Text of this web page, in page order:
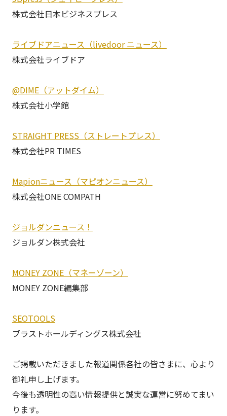
株式会社日本ビジネスプレス
ライブドアニュース（livedoor ニュース）
株式会社ライブドア
@DIME（アットダイム）
株式会社小学館
STRAIGHT PRESS（ストレートプレス）
株式会社PR TIMES
Mapionニュース（マピオンニュース）
株式会社ONE COMPATH
ジョルダンニュース！
ジョルダン株式会社
MONEY ZONE（マネーゾーン）
MONEY ZONE編集部
SEOTOOLS
ブラストホールディングス株式会社
ご掲載いただきました報道関係各社の皆さまに、心より
御礼申し上げます。
今後も透明性の高い情報提供と誠実な運営に努めてまい
ります。